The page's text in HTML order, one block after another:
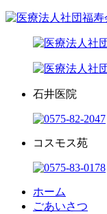
石井医院
コスモス苑
ホーム
ごあいさつ